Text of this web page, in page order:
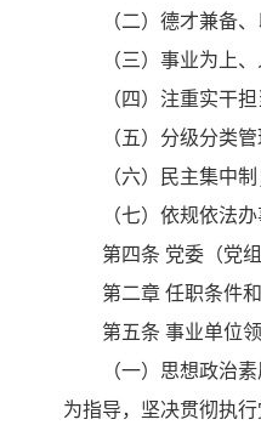
（二）德才兼备、
（三）事业为上、
（四）注重实干担
（五）分级分类管
（六）民主集中制
（七）依规依法办
第四条 党委（党组
第二章 任职条件和
第五条 事业单位领
（一）思想政治素质
为指导，坚决贯彻执行